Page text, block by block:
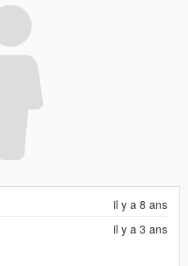
il y a 8 ans
il y a 3 ans